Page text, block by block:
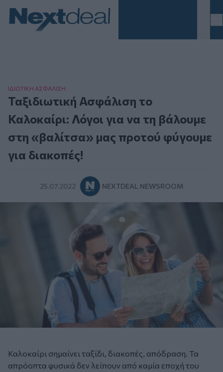
ΙΔΙΩΤΙΚΗ ΑΣΦAΛΙΣΗ
Ταξιδιωτική Ασφάλιση το
Καλοκαίρι: Λόγοι για να τη βάλουμε
στη «βαλίτσα» μας προτού φύγουμε
για διακοπές!
25.07.2022 NEXTDEAL NEWSROOM
Καλοκαίρι σημαίνει ταξίδι, διακοπές, απόδραση. Τα
απρόοπτα φυσικά δεν λείπουν από καμία εποχή του